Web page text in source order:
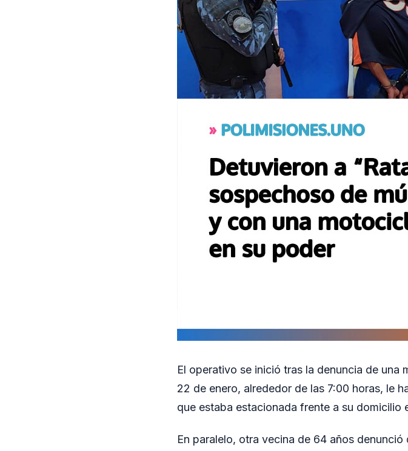
El operativo se inició tras la denuncia de una
22 de enero, alrededor de las 7:00 horas, le
que estaba estacionada frente a su domicilio
En paralelo, otra vecina de 64 años